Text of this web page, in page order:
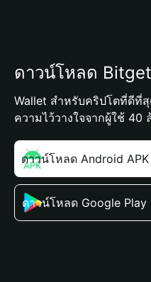
ดาวน์โหลด
Wallet สำหรับคริปโตที่ดีที่
ความไว้วางใจจากผู้ใช้ 40
ดาวน์โหลด Android APK
ดาวน์โหลด Google Play